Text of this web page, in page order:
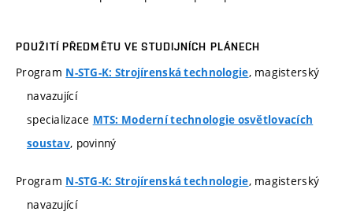
POUŽITÍ PŘEDMĚTU VE STUDIJNÍCH PLÁNECH
Program N-STG-K: Strojírenská technologie, magisterský
navazující
specializace MTS: Moderní technologie osvětlovacích
soustav, povinný
Program N-STG-K: Strojírenská technologie, magisterský
navazující